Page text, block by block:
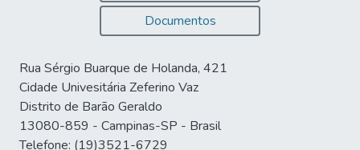
Documentos
Rua Sérgio Buarque de Holanda, 421
Cidade Univesitária Zeferino Vaz
Distrito de Barão Geraldo
13080-859 - Campinas-SP - Brasil
Telefone: (19)3521-6729